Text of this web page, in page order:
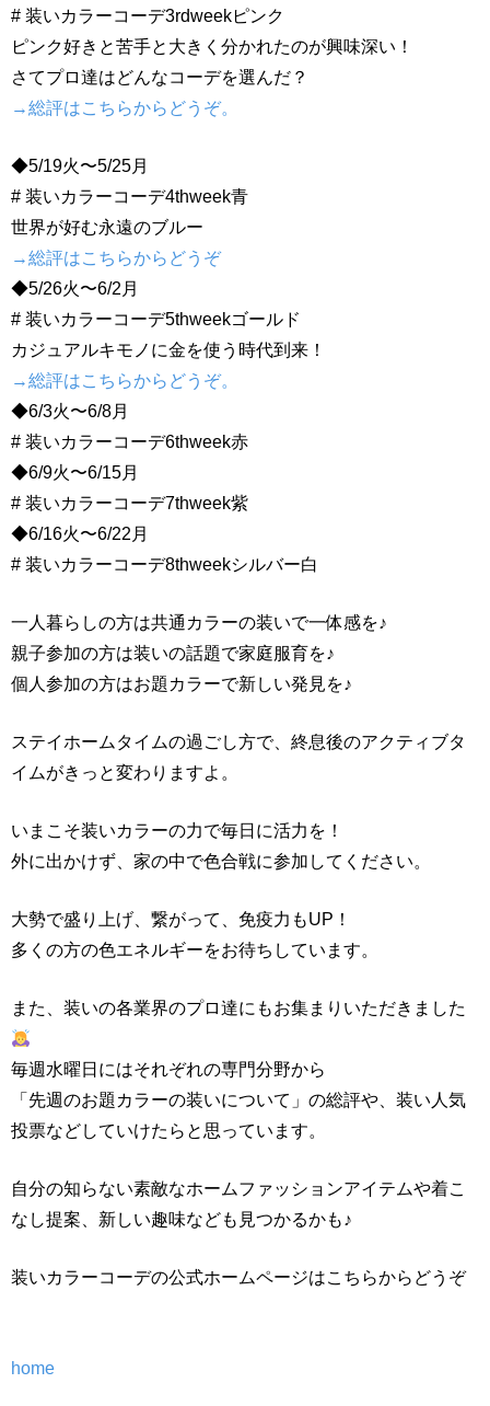
# 装いカラーコーデ3rdweekピンク
ピンク好きと苦手と大きく分かれたのが興味深い！
さてプロ達はどんなコーデを選んだ？
→総評はこちらからどうぞ。
◆5/19火〜5/25月
# 装いカラーコーデ4thweek青
世界が好む永遠のブルー
→総評はこちらからどうぞ
◆5/26火〜6/2月
# 装いカラーコーデ5thweekゴールド
カジュアルキモノに金を使う時代到来！
→総評はこちらからどうぞ。
◆6/3火〜6/8月
# 装いカラーコーデ6thweek赤
◆6/9火〜6/15月
# 装いカラーコーデ7thweek紫
◆6/16火〜6/22月
# 装いカラーコーデ8thweekシルバー白
一人暮らしの方は共通カラーの装いで一体感を♪
親子参加の方は装いの話題で家庭服育を♪
個人参加の方はお題カラーで新しい発見を♪
ステイホームタイムの過ごし方で、終息後のアクティブタ
イムがきっと変わりますよ。
いまこそ装いカラーの力で毎日に活力を！
外に出かけず、家の中で色合戦に参加してください。
大勢で盛り上げ、繋がって、免疫力もUP！
多くの方の色エネルギーをお待ちしています。
また、装いの各業界のプロ達にもお集まりいただきました
毎週水曜日にはそれぞれの専門分野から
「先週のお題カラーの装いについて」の総評や、装い人気
投票などしていけたらと思っています。
自分の知らない素敵なホームファッションアイテムや着こ
なし提案、新しい趣味なども見つかるかも♪
装いカラーコーデの公式ホームページはこちらからどうぞ
home